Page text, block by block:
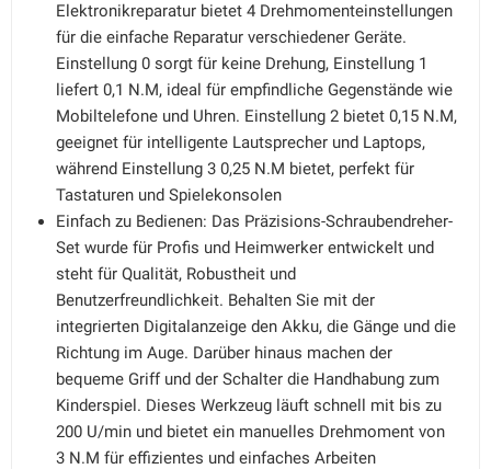
Elektronikreparatur bietet 4 Drehmomenteinstellungen
für die einfache Reparatur verschiedener Geräte.
Einstellung 0 sorgt für keine Drehung, Einstellung 1
liefert 0,1 N.M, ideal für empfindliche Gegenstände wie
Mobiltelefone und Uhren. Einstellung 2 bietet 0,15 N.M,
geeignet für intelligente Lautsprecher und Laptops,
während Einstellung 3 0,25 N.M bietet, perfekt für
Tastaturen und Spielekonsolen
Einfach zu Bedienen: Das Präzisions-Schraubendreher-
Set wurde für Profis und Heimwerker entwickelt und
steht für Qualität, Robustheit und
Benutzerfreundlichkeit. Behalten Sie mit der
integrierten Digitalanzeige den Akku, die Gänge und die
Richtung im Auge. Darüber hinaus machen der
bequeme Griff und der Schalter die Handhabung zum
Kinderspiel. Dieses Werkzeug läuft schnell mit bis zu
200 U/min und bietet ein manuelles Drehmoment von
3 N.M für effizientes und einfaches Arbeiten